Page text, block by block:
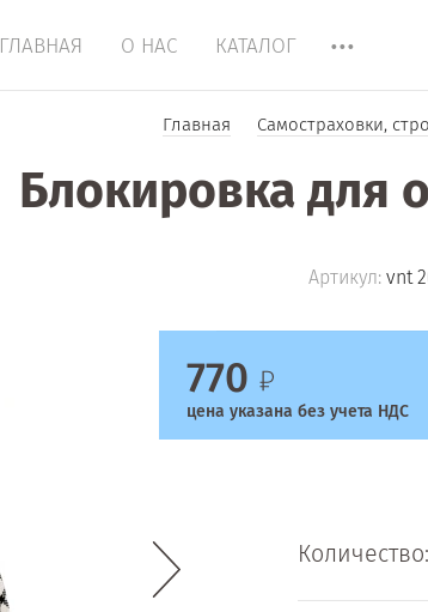
ГЛАВНАЯ О НАС КАТАЛОГ
Главная Cамостраховки,
Блокировка для
Артикул:vnt
770
цена указана без учета НДС
Количество: